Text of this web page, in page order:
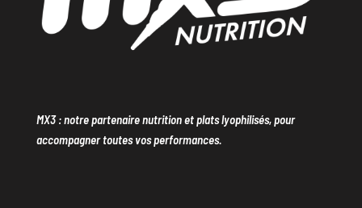
MX3 : notre partenaire nutrition et plats lyophilisés, pour
accompagner toutes vos performances.